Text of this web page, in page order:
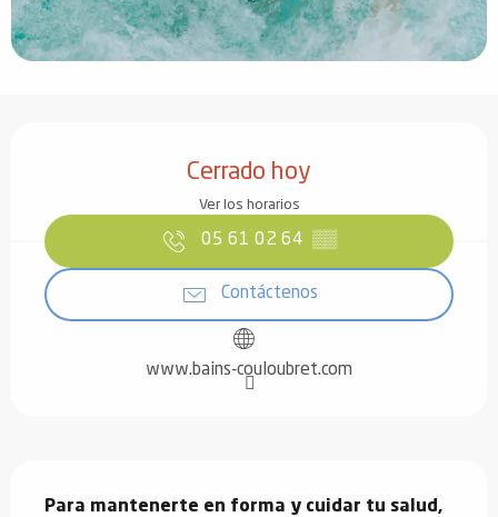
Cerrado hoy
Ver los horarios
05 61 02 64 ▒▒
Contáctenos
www.bains-couloubret.com
Para mantenerte en forma y cuidar tu salud,